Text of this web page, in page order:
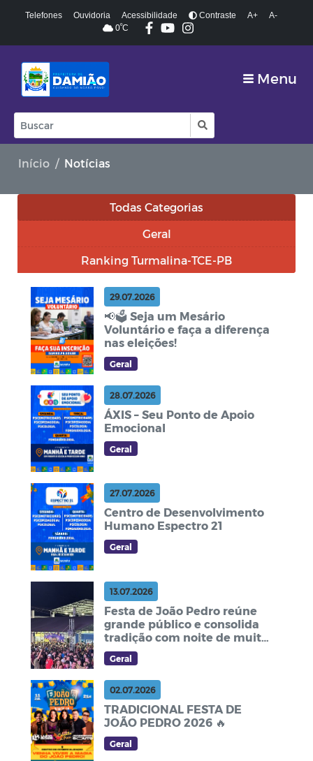
Telefones Ouvidoria Acessibilidade Contraste A+
A-
0ºC
Menu
Início Notícias
Todas Categorias
Geral
Ranking Turmalina-TCE-PB
29.07.2026
📢🗳️ Seja um Mesário
Voluntário e faça a diferença
nas eleições!
Geral
28.07.2026
ÁXIS – Seu Ponto de Apoio
Emocional
Geral
27.07.2026
Centro de Desenvolvimento
Humano Espectro 21
Geral
13.07.2026
Festa de João Pedro reúne
grande público e consolida
tradição com noite de muito
forró
Geral
02.07.2026
TRADICIONAL FESTA DE
JOÃO PEDRO 2026 🔥
Geral